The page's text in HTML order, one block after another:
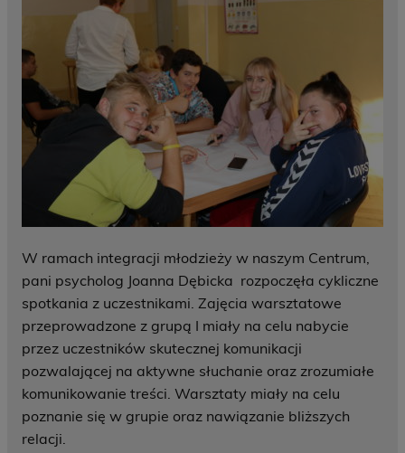
W ramach integracji młodzieży w naszym Centrum,
pani psycholog Joanna Dębicka rozpoczęła cykliczne
spotkania z uczestnikami. Zajęcia warsztatowe
przeprowadzone z grupą I miały na celu nabycie
przez uczestników skutecznej komunikacji
pozwalającej na aktywne słuchanie oraz zrozumiałe
komunikowanie treści. Warsztaty miały na celu
poznanie się w grupie oraz nawiązanie bliższych
relacji.